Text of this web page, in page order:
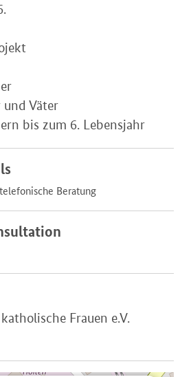
Väter
bis zum 6. Lebensjahr
Beratung
Frauen e.V.